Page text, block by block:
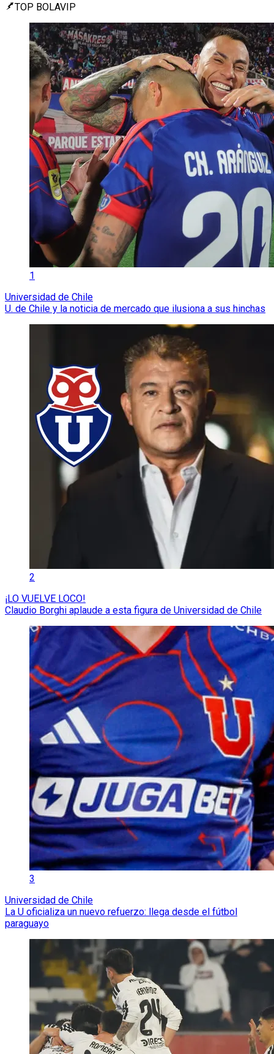
TOP BOLAVIP
1
Universidad de Chile
U. de Chile y la noticia de mercado que ilusiona a sus hinchas
2
¡LO VUELVE LOCO!
Claudio Borghi aplaude a esta figura de Universidad de Chile
3
Universidad de Chile
La U oficializa un nuevo refuerzo: llega desde el fútbol
paraguayo